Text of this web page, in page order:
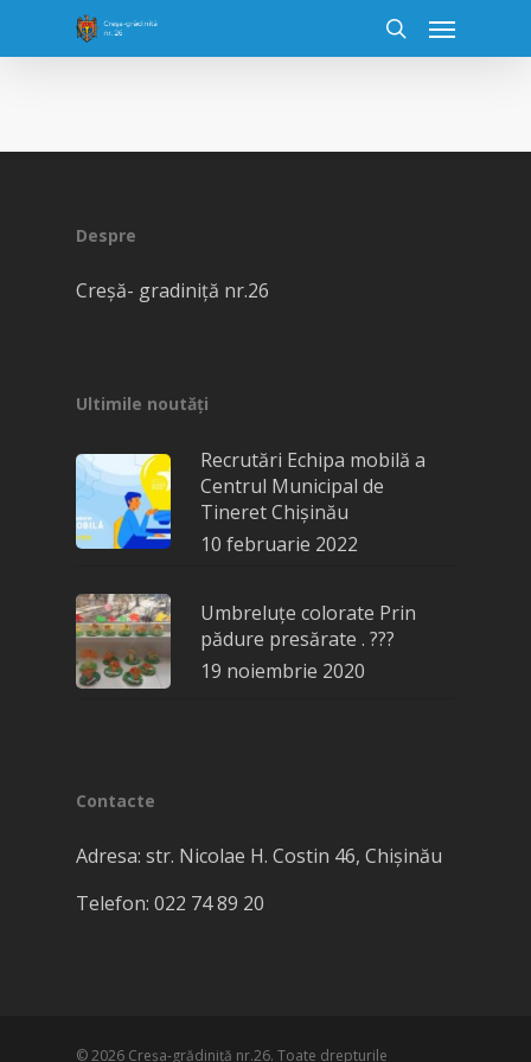
Despre
Creșă- gradiniță nr.26
Ultimile noutăți
Recrutări Echipa mobilă a
Centrul Municipal de
Tineret Chișinău
10 februarie 2022
Umbreluțe colorate Prin
pădure presărate . ???
19 noiembrie 2020
Contacte
Adresa: str. Nicolae H. Costin 46, Chișinău
Telefon: 022 74 89 20
© 2026 Creşa-grădiniţă nr.26. Toate drepturile